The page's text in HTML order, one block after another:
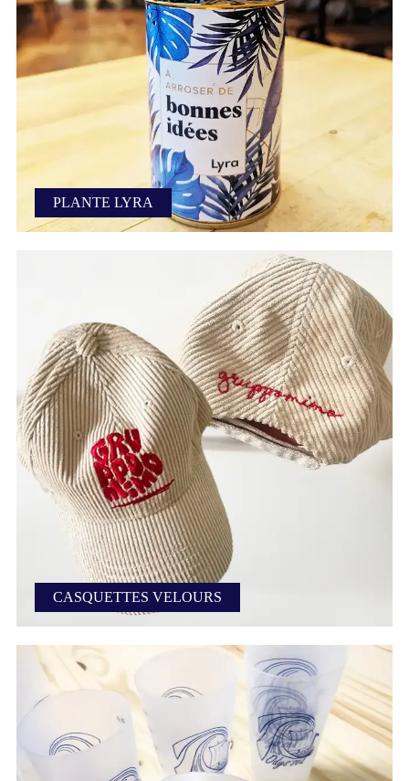
PLANTE LYRA
CASQUETTES VELOURS
Casquettes en velours